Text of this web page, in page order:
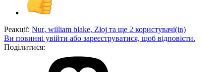
Реакції: Nur, william blake, Zloj та ще 2 користувачі(ів)
Ви повинні увійти або зареєструватися, щоб відповісти.
Поділитися: